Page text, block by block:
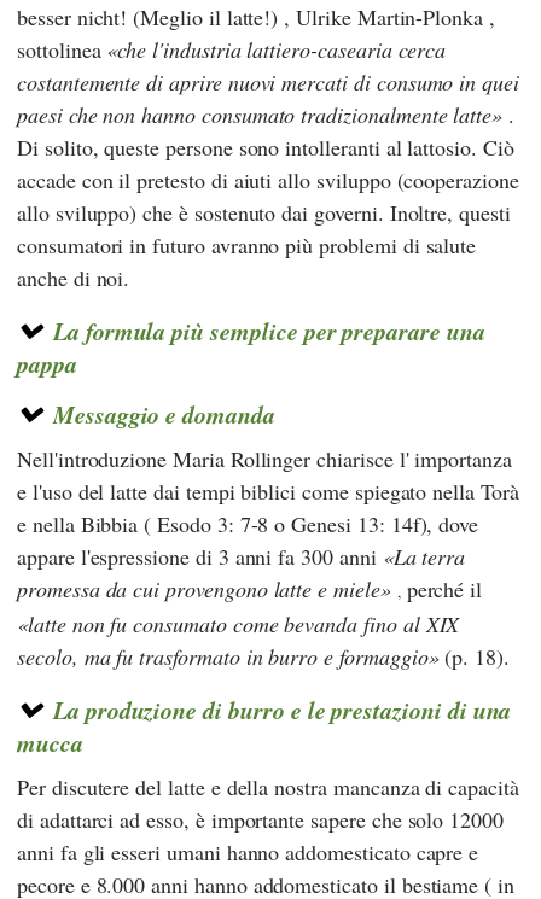
besser nicht! (Meglio il latte!) ,Ulrike Martin-Plonka ,
sottolinea che l'industria lattiero-casearia cerca
costantemente di aprire nuovi mercati di consumo in quei
paesi che non hanno consumato tradizionalmente latte
.
Di solito, queste persone sono intolleranti al lattosio. Ciò
accade con il pretesto di aiuti allo sviluppo (cooperazione
allo sviluppo) che è sostenuto dai governi. Inoltre, questi
consumatori in futuro avranno più problemi di salute
anche di noi.
La formula più semplice per preparare una
pappa
Messaggio e domanda
Nell'introduzioneMaria Rollinger chiarisce l' importanza
e l'uso del latte dai tempi biblici come spiegato nella Torà
e nella Bibbia ( Esodo 3: 7-8 o Genesi 13: 14f), dove
appare l'espressione di 3 anni fa 300 anni
La terra
promessa da cui provengono latte e miele
, perché il
latte non fu consumato come bevanda fino al XIX
secolo, ma fu trasformato in burro e formaggio (p. 18).
La produzione di burro e le prestazioni di una
mucca
Per discutere del latte e della nostra mancanza di capacità
di adattarci ad esso, è importante sapere che solo 12000
anni fa gli esseri umani hanno addomesticato capre e
pecore e 8.000 anni hanno addomesticato il bestiame ( in